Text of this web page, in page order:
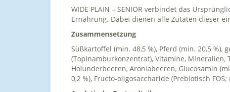
WIDE PLAIN – SENIOR verbindet das
Ernährung. Dabei dienen alle Zutaten dieser
Zusammensetzung
Süßkartoffel (min. 48,5 %), Pferd (min. 20,5
(Topinamburkonzentrat), Vitamine, Mineralien,
Holunderbeeren, Aroniabeeren, Glucosamin
0,2 %), Fructo-oligosaccharide (Prebiotisch